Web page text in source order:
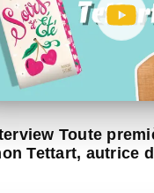
Toute
Tettart, autrice